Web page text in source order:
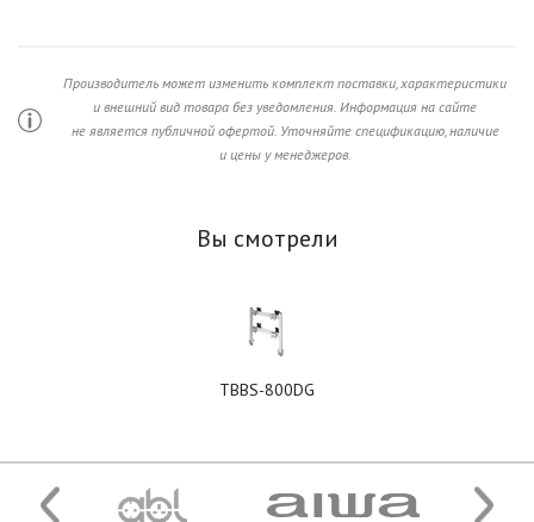
Производитель может изменить комплект поставки, характеристики
и внешний вид товара без уведомления. Информация на сайте
не является публичной офертой. Уточняйте спецификацию, наличие
и цены у менеджеров.
Вы смотрели
TBBS-800DG